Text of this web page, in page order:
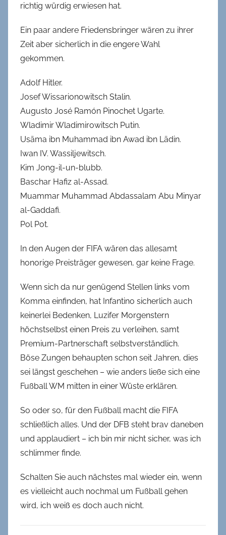
richtig würdig erwiesen hat.
Ein paar andere Friedensbringer wären zu ihrer
Zeit aber sicherlich in die engere Wahl
gekommen.
Adolf Hitler.
Josef Wissarionowitsch Stalin.
Augusto José Ramón Pinochet Ugarte.
Wladimir Wladimirowitsch Putin.
Usāma ibn Muhammad ibn Awad ibn Lādin.
Iwan IV. Wassiljewitsch.
Kim Jong-il-un-blubb.
Baschar Hafiz al-Assad.
Muammar Muhammad Abdassalam Abu Minyar
al-Gaddafi.
Pol Pot.
In den Augen der FIFA wären das allesamt
honorige Preisträger gewesen, gar keine Frage.
Wenn sich da nur genügend Stellen links vom
Komma einfinden, hat Infantino sicherlich auch
keinerlei Bedenken, Luzifer Morgenstern
höchstselbst einen Preis zu verleihen, samt
Premium-Partnerschaft selbstverständlich.
Böse Zungen behaupten schon seit Jahren, dies
sei längst geschehen – wie anders ließe sich eine
Fußball WM mitten in einer Wüste erklären.
So oder so, für den Fußball macht die FIFA
schließlich alles. Und der DFB steht brav daneben
und applaudiert – ich bin mir nicht sicher, was ich
schlimmer finde.
Schalten Sie auch nächstes mal wieder ein, wenn
es vielleicht auch nochmal um Fußball gehen
wird, ich weiß es doch auch nicht.